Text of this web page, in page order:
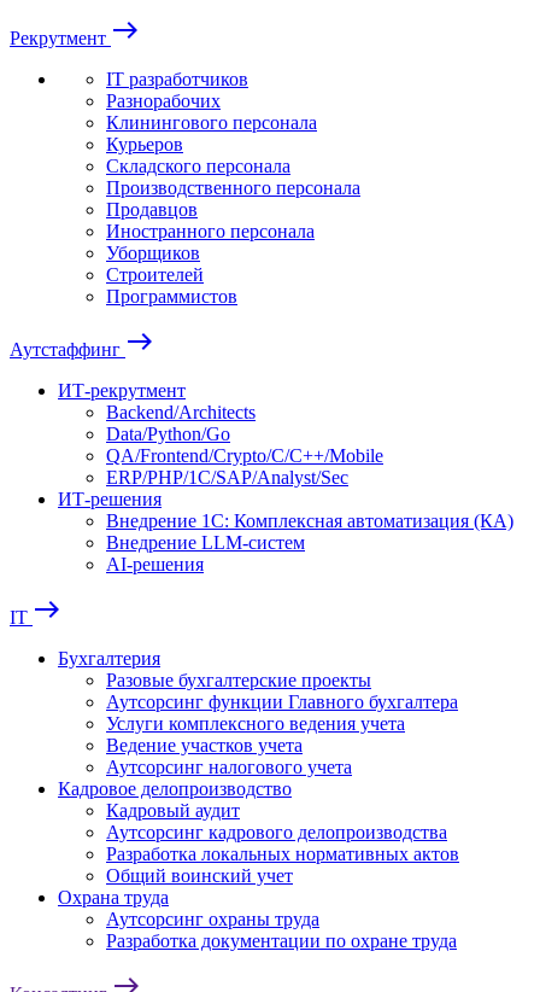
Рекрутмент east
IT разработчиков
Разнорабочих
Клинингового персонала
Курьеров
Складского персонала
Производственного персонала
Продавцов
Иностранного персонала
Уборщиков
Строителей
Программистов
Аутстаффинг east
ИТ-рекрутмент
Backend/Architects
Data/Python/Go
QA/Frontend/Crypto/C/C++/Mobile
ERP/PHP/1C/SAP/Analyst/Sec
ИТ-решения
Внедрение 1С: Комплексная автоматизация (КА)
Внедрение LLM-систем
AI-решения
IT east
Бухгалтерия
Разовые бухгалтерские проекты
Аутсорсинг функции Главного бухгалтера
Услуги комплексного ведения учета
Ведение участков учета
Аутсорсинг налогового учета
Кадровое делопроизводство
Кадровый аудит
Аутсорсинг кадрового делопроизводства
Разработка локальных нормативных актов
Общий воинский учет
Охрана труда
Аутсорсинг охраны труда
Разработка документации по охране труда
east